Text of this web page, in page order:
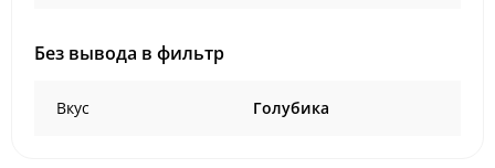
Без вывода в фильтр
Вкус Голубика